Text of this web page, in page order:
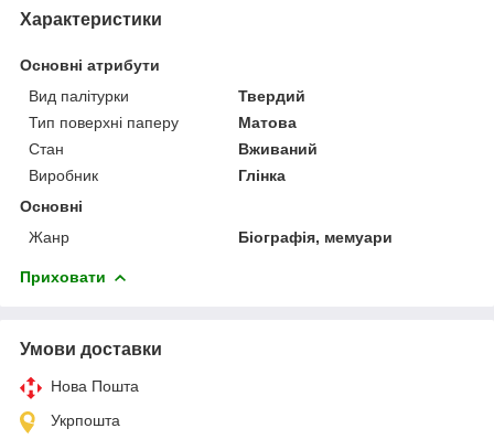
Характеристики
Основні атрибути
Вид палітурки
Твердий
Тип поверхні паперу
Матова
Стан
Вживаний
Виробник
Глінка
Основні
Жанр
Біографія, мемуари
Приховати
Умови доставки
Нова Пошта
Укрпошта